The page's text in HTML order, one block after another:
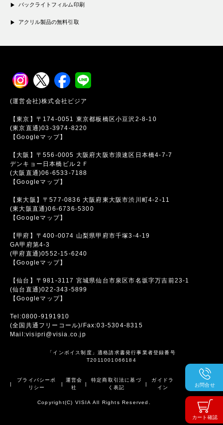
カート確認
お問合せ
バックライトフィルム印刷
アクリル製品の無料引取
(運営会社)株式会社ビジア
【東京】〒174-0051 東京都板橋区小豆沢2-8-10
(東京直通)03-3974-8220
【Googleマップ】
【大阪】〒556-0005 大阪府大阪市浪速区日本橋4-7-7
デンキョー日本橋ビル２Ｆ
(大阪直通)06-6533-7188
【Googleマップ】
【東大阪】〒577-0836 大阪府東大阪市渋川町4-2-11
(東大阪直通)06-6736-5300
【Googleマップ】
【甲府】〒400-0074 山梨県甲府市千塚3-4-19
GA甲府第4-3
(甲府直通)0552-15-6240
【Googleマップ】
【仙台】〒981-3117 宮城県仙台市泉区市名坂字万吉前23-1
(仙台直通)022-343-5899
【Googleマップ】
Tel:0800-9191910
(全国共通フリーコール)/Fax:03-5304-8315
Mail:visipri@visia.co.jp
「インボイス制度」適格請求書発行事業者登録番号
T2011001066184
|
プライバシーポ
リシー
|
運営会
社
|
特定商取引法に基づ
く表記
|
ガイドラ
イン
Copyright(C) VISIA All Rights Reserved.